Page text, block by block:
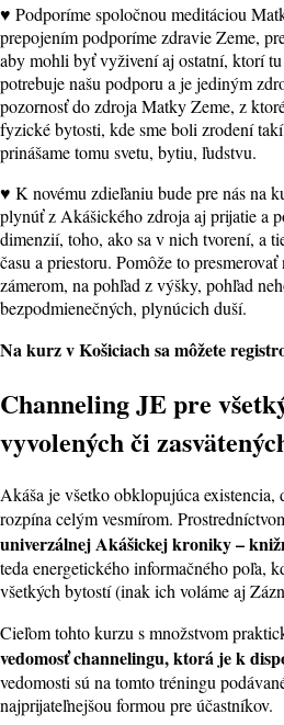
♥ Podporíme spoločnou meditáciou
prepojením podporíme zdravie Zeme,
aby mohli byť vyživení aj ostatní, ktorí
potrebuje našu podporu a je jediným
pozornosť do zdroja Matky Zeme, z
fyzické bytosti, kde sme boli zrodení
prinášame tomu svetu, bytiu, ľudstvu.
♥ K novému zdieľaniu bude pre nás na
plynúť z Akášického zdroja aj prijatie a
dimenzií, toho, ako sa v nich tvorení, a
času a priestoru. Pomôže to
zámerom, na pohľad z výšky, pohľad
bezpodmienečných, plynúcich duší.
Na kurz v Košiciach sa môžete
Channeling JE pre
vyvolených či
Akáša je všetko obklopujúca existencia,
rozpína celým vesmírom.
univerzálnej Akášickej kroniky –
teda energetického informačného poľa,
všetkých bytostí (inak ich voláme aj
Cieľom tohto kurzu s množstvom
vedomosť channelingu, ktorá je k
vedomosti sú na tomto tréningu
najprijateľnejšou formou pre účastníkov.